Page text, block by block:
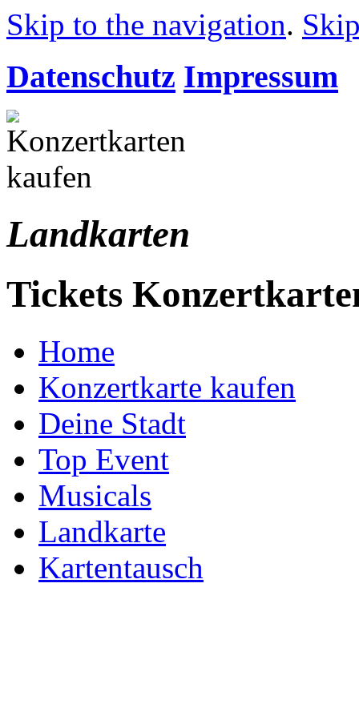
Skip to the navigation.
Datenschutz Impressum
Landkarten
Tickets
Home
Konzertkarte kaufen
Deine Stadt
Top Event
Musicals
Landkarte
Kartentausch